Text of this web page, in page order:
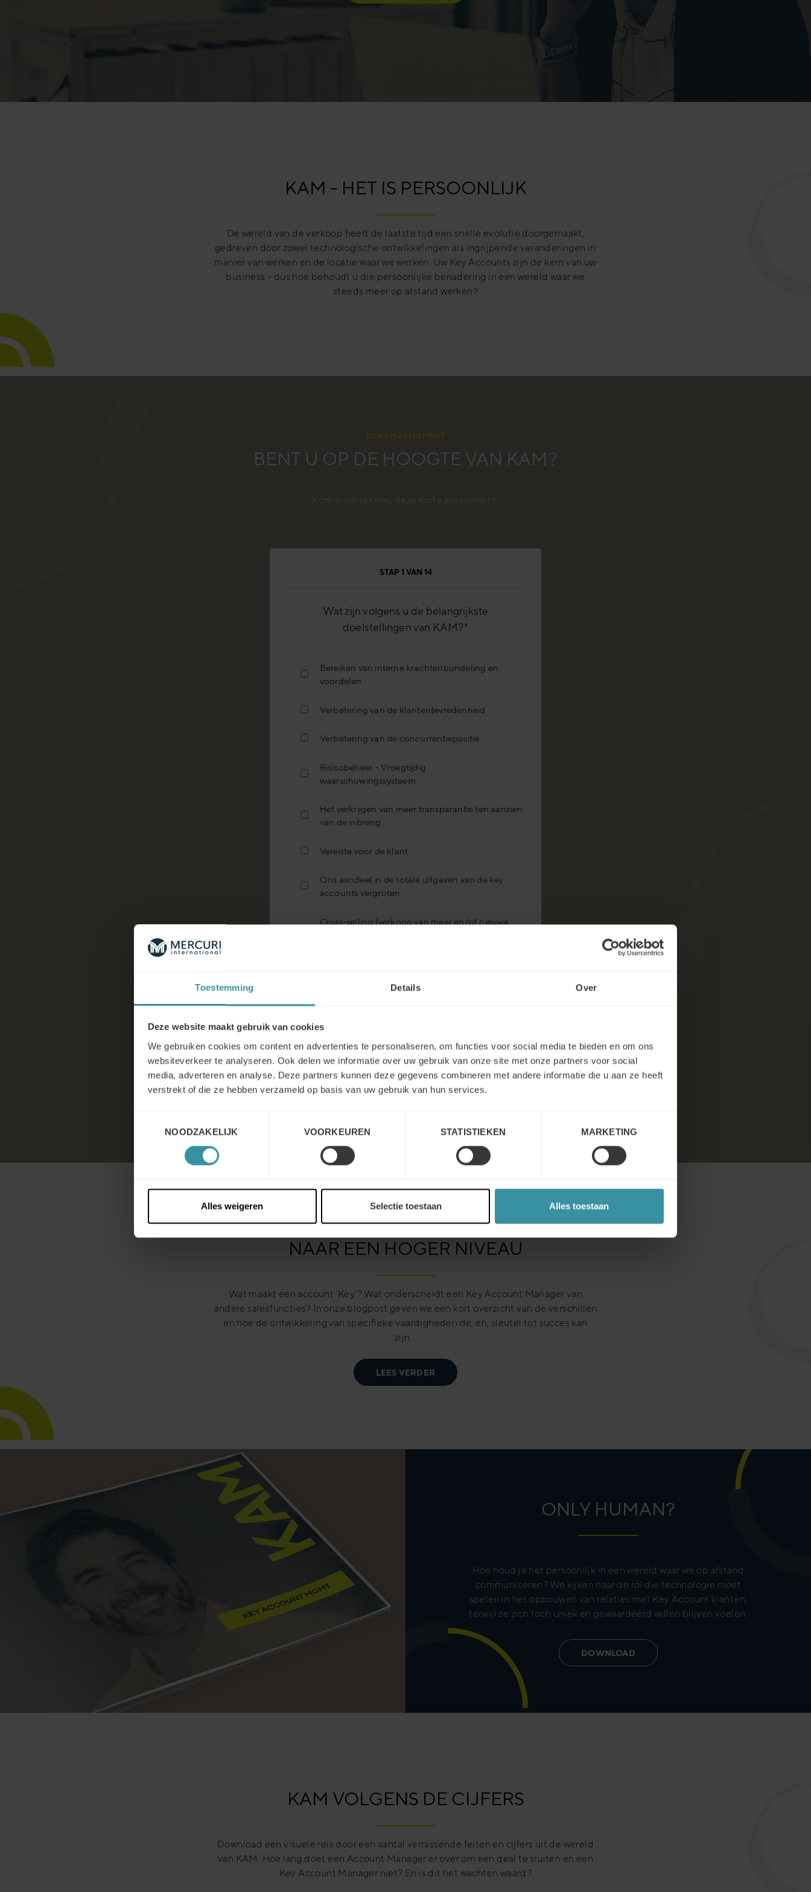
Toestemming Details Over
Deze website maakt gebruik van cookies
We gebruiken cookies om content en advertenties te personaliseren, om functies voor social media te bieden en om ons
websiteverkeer te analyseren. Ook delen we informatie over uw gebruik van onze site met onze partners voor social
media, adverteren en analyse. Deze partners kunnen deze gegevens combineren met andere informatie die u aan ze heeft
verstrekt of die ze hebben verzameld op basis van uw gebruik van hun services.
NOODZAKELIJK
VOORKEUREN STATISTIEKEN MARKETING
Alles weigeren Selectie toestaan Alles toestaan
KAM - HET IS PERSOONLIJK
De wereld van de verkoop heeft de laatste tijd een snelle evolutie doorgemaakt,
gedreven door zowel technologische ontwikkelingen als ingrijpende veranderingen in
manier van werken en de locatie waar we werken. Uw Key Accounts zijn de kern van uw
business - dus hoe behoudt u die persoonlijke benadering in een wereld waar we
steeds meer op afstand werken?
DE KAM ASSESMENT
BENT U OP DE HOOGTE VAN KAM?
Kom erachter met deze korte assessment.
STAP 1 VAN 14
Wat zijn volgens u de belangrijkste
doelstellingen van KAM?*
Bereiken van interne krachtenbundeling en
voordelen
Verbetering van de klantentevredenheid
Verbetering van de concurrentiepositie
Risicobeheer - Vroegtijdig
waarschuwingssysteem
Het verkrijgen van meer transparantie ten aanzien
van de inbreng
Vereiste voor de klant
Ons aandeel in de totale uitgaven van de key
accounts vergroten
Cross-selling (verkoop van meer en/of nieuwe
NAAR EEN HOGER NIVEAU
Wat maakt een account 'Key'? Wat onderscheidt een Key Account Manager van
andere salesfuncties? In onze blogpost geven we een kort overzicht van de verschillen
en hoe de ontwikkeling van specifieke vaardigheden de, eh, sleutel tot succes kan
zijn...
LEES VERDER
ONLY HUMAN?
Hoe houd je het persoonlijk in een wereld waar we op afstand
communiceren? We kijken naar de rol die technologie moet
spelen in het opbouwen van relaties met Key Account klanten,
terwijl ze zich toch uniek en gewaardeerd willen blijven voelen.
DOWNLOAD
KAM VOLGENS DE CIJFERS
Download een visuele reis door een aantal verrassende feiten en cijfers uit de wereld
van KAM. Hoe lang doet een Account Manager er over om een deal te sluiten en een
Key Account Manager niet? En is dit het wachten waard?